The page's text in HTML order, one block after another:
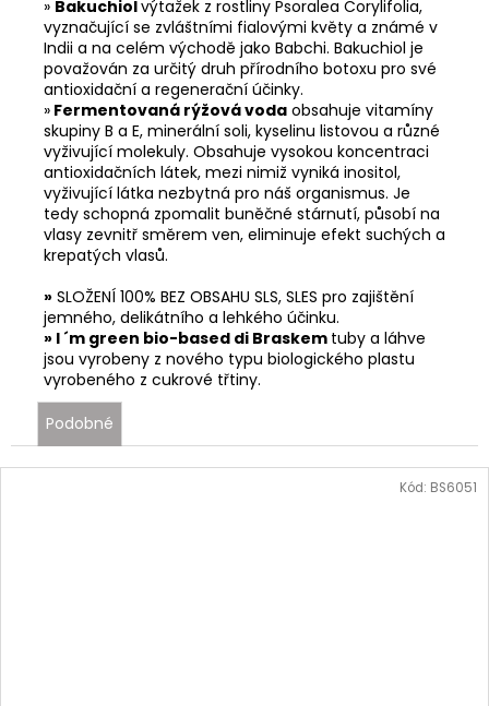
» Bakuchiolvýtažek z rostliny Psoralea Corylifolia,
vyznačující se zvláštními fialovými květy a známé v
Indii a na celém východě jako Babchi. Bakuchiol je
považován za určitý druh přírodního botoxu pro své
antioxidační a regenerační účinky.
» Fermentovaná rýžová voda obsahuje vitamíny
skupiny B a E, minerální soli, kyselinu listovou a různé
vyživující molekuly. Obsahuje vysokou koncentraci
antioxidačních látek, mezi nimiž vyniká inositol,
vyživující látka nezbytná pro náš organismus. Je
tedy schopná zpomalit buněčné stárnutí, působí na
vlasy zevnitř směrem ven, eliminuje efekt suchých a
krepatých vlasů.
» SLOŽENÍ 100% BEZ OBSAHU SLS, SLES pro zajištění
jemného, delikátního a lehkého účinku.
» I ´m green bio-based di Braskem tuby a láhve
jsou vyrobeny z nového typu biologického plastu
vyrobeného z cukrové třtiny.
Podobné
Kód: BS6051